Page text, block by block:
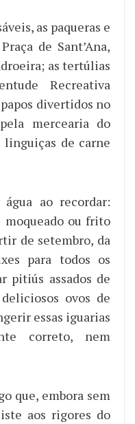
as paqueras e
de Sant’Ana,
as tertúlias
Recreativa
papos divertidos no
mercearia do
linguiças de carne
ao recordar:
moqueado ou frito
de setembro, da
para todos os
pitiús assados de
ovos de
essas iguarias
correto, nem
que, embora sem
aos rigores do